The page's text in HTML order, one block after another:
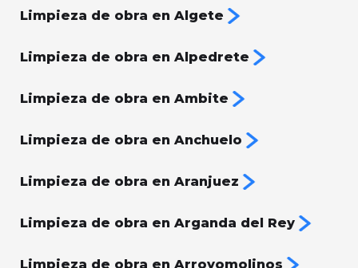
Limpieza de obra en Algete
Limpieza de obra en Alpedrete
Limpieza de obra en Ambite
Limpieza de obra en Anchuelo
Limpieza de obra en Aranjuez
Limpieza de obra en Arganda del Rey
Limpieza de obra en Arroyomolinos